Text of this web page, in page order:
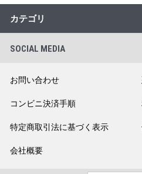
カテゴリ
SOCIAL MEDIA
お問い合わせ
コンビニ決済手順
特定商取引法に基づく表示
会社概要